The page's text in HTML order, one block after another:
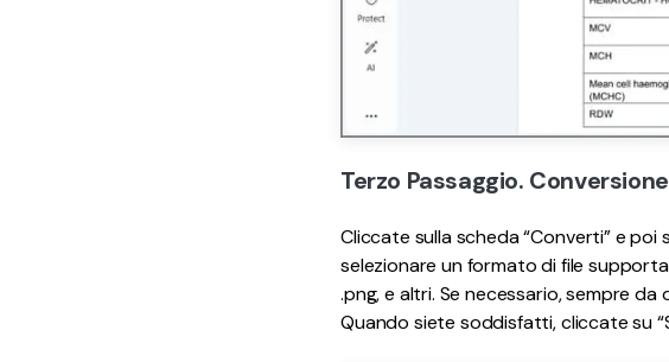
Terzo Passaggio.
Cliccate sulla scheda “Converti” e poi
selezionare un formato di file
.png, e altri. Se necessario, sempre
Quando siete soddisfatti, cliccate su